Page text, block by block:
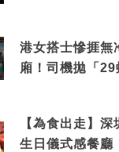
港女搭士慘捱無
廂！司機拋「29
【為食出走】深
生日儀式感餐廳